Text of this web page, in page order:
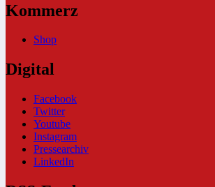
Kommerz
Shop
Digital
Facebook
Twitter
Youtube
Instagram
Pressearchiv
LinkedIn